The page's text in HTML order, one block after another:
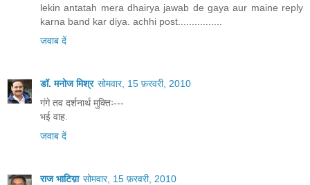
lekin antatah mera dhairya jawab de gaya aur maine reply
karna band kar diya. achhi post................
जवाब दें
डॉ. मनोज मिश्र सोमवार, 15 फ़रवरी, 2010
गंगे तव दर्शनार्थ मुक्तिः---
भई वाह.
जवाब दें
राज भाटिय़ा सोमवार, 15 फ़रवरी, 2010